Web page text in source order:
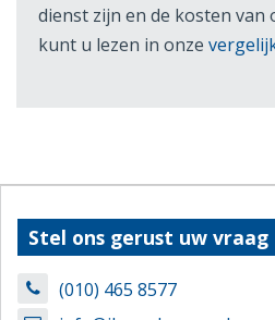
dienst zijn en de kosten van
kunt u lezen in onze
Stel ons gerust uw vraag
(010) 465 8577